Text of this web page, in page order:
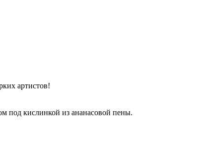
артистов!
под кислинкой из ананасовой пены.